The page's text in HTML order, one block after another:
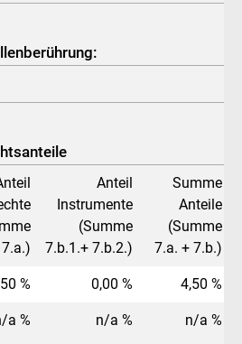
7.a.)
Anteil
Instrumente
(Summe
7.b.1.+ 7.b.2.)
Summe
Anteile
(Summe
7.a. + 7.b.)
% 0,00 % 4,50 %
a % n/a % n/a %